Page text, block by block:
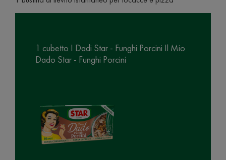
1 cubetto I Dadi Star - Funghi Porcini Il Mio
Dado Star - Funghi Porcini